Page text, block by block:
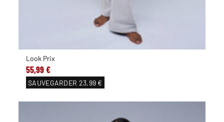
Look Prix
55,99 €
SAUVEGARDER 23,99 €